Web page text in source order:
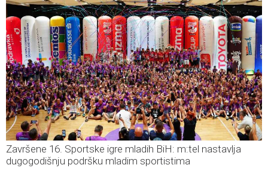
Završene 16. Sportske igre mladih BiH: m:tel nastavlja
dugogodišnju podršku mladim sportistima